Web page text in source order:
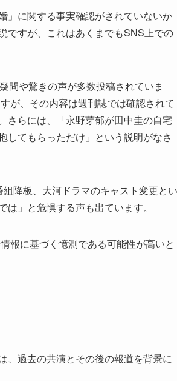
」に関する事実確認がされていないか
ですが、これはあくまでもSNS上での
問や驚きの声が多数投稿されていま
が、その内容は週刊誌では確認されて
さらには、「永野芽郁が田中圭の自宅
してもらっただけ」という説明がなさ
降板、大河ドラマのキャスト変更とい
」と危惧する声も出ています。
報に基づく憶測である可能性が高いと
、過去の共演とその後の報道を背景に